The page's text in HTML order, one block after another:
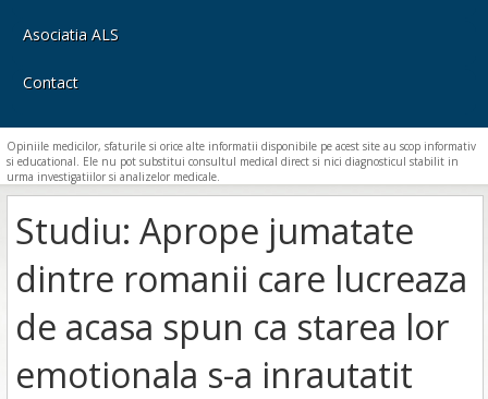
Asociatia ALS
Contact
Opiniile medicilor, sfaturile si orice alte informatii disponibile pe acest site au scop informativ
si educational. Ele nu pot substitui consultul medical direct si nici diagnosticul stabilit in
urma investigatiilor si analizelor medicale.
Studiu: Aprope jumatate
dintre romanii care lucreaza
de acasa spun ca starea lor
emotionala s-a inrautatit